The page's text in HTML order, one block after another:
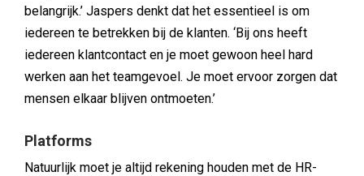
belangrijk.’ Jaspers denkt dat het essentieel is om
iedereen te betrekken bij de klanten. ‘Bij ons heeft
iedereen klantcontact en je moet gewoon heel hard
werken aan het teamgevoel. Je moet ervoor zorgen dat
mensen elkaar blijven ontmoeten.’
Platforms
Natuurlijk moet je altijd rekening houden met de HR-